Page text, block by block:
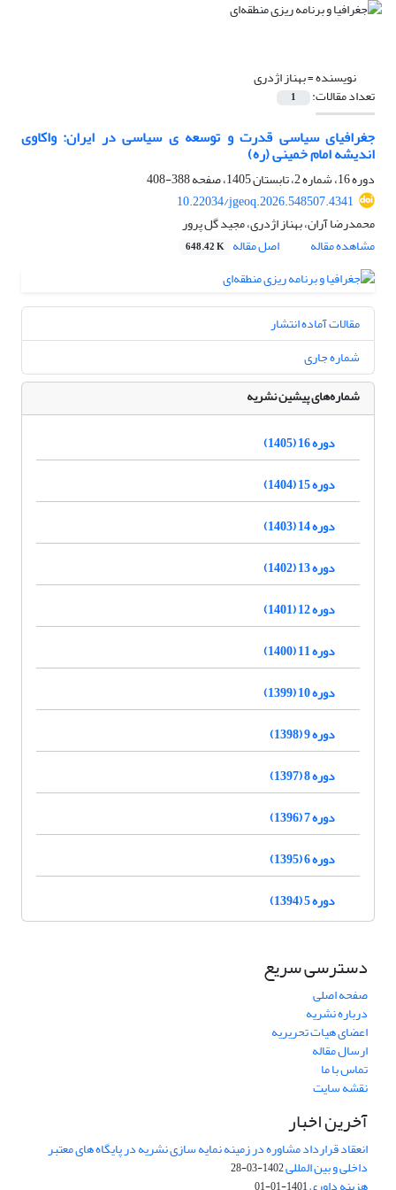
نویسنده =بهناز اژدری
تعداد مقالات: 1
جغرافیای سیاسی قدرت و توسعه ‌ی سیاسی در ایران: واکاوی
اندیشه امام خمینی (ره)
دوره 16، شماره 2، تابستان 1405، صفحه
388-408
10.22034/jgeoq.2026.548507.4341
محمدرضا آران، بهناز اژدری، مجید گل پرور
مشاهده مقاله
اصل مقاله 648.42 K
مقالات آماده انتشار
شماره جاری
شماره‌های پیشین نشریه
دوره 16 (1405)
دوره 15 (1404)
دوره 14 (1403)
دوره 13 (1402)
دوره 12 (1401)
دوره 11 (1400)
دوره 10 (1399)
دوره 9 (1398)
دوره 8 (1397)
دوره 7 (1396)
دوره 6 (1395)
دوره 5 (1394)
دسترسی سریع
صفحه اصلی
درباره نشریه
اعضای هیات تحریریه
ارسال مقاله
تماس با ما
نقشه سایت
آخرین اخبار
انعقاد قرارداد مشاوره در زمینه نمایه سازی نشریه در پایگاه های معتبر
داخلی و بین المللی1402-03-28